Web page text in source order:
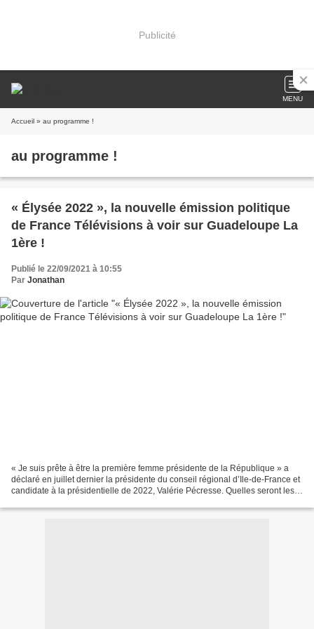
Publicité
MENU
Accueil » au programme !
au programme !
« Élysée 2022 », la nouvelle émission politique
de France Télévisions à voir sur Guadeloupe La
1ère !
Publié le 22/09/2021 à 10:55
Par Jonathan
« Je suis prête à être la première femme présidente de la République » a
déclaré en juillet dernier la présidente du conseil régional d’Ile-de-France et
candidate à la présidentielle de 2022, Valérie Pécresse. Quelles seront les